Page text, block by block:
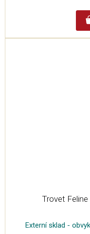
Trovet
Externí sklad -